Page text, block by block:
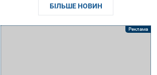
БІЛЬШЕ НОВИН